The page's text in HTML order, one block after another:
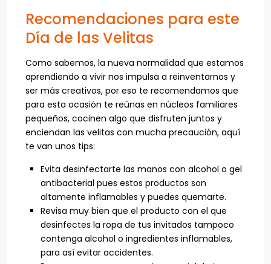
Recomendaciones para este
Día de las Velitas
Como sabemos, la nueva normalidad que estamos
aprendiendo a vivir nos impulsa a reinventarnos y
ser más creativos, por eso te recomendamos que
para esta ocasión te reúnas en núcleos familiares
pequeños, cocinen algo que disfruten juntos y
enciendan las velitas con mucha precaución, aquí
te van unos tips:
Evita desinfectarte las manos con alcohol o gel
antibacterial pues estos productos son
altamente inflamables y puedes quemarte.
Revisa muy bien que el producto con el que
desinfectes la ropa de tus invitados tampoco
contenga alcohol o ingredientes inflamables,
para así evitar accidentes.